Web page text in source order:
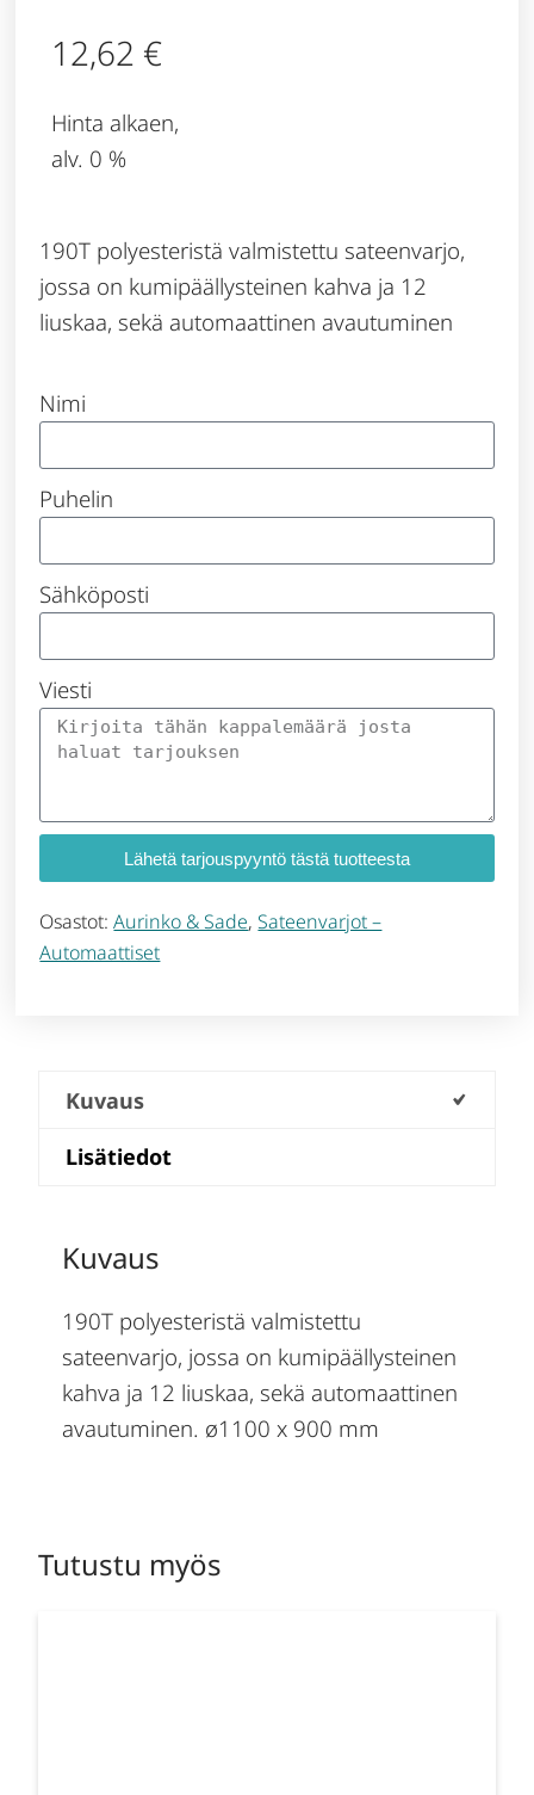
12,62 €
Hinta alkaen,
alv. 0 %
190T polyesteristä valmistettu sateenvarjo,
jossa on kumipäällysteinen kahva ja 12
liuskaa, sekä automaattinen avautuminen
Nimi
Puhelin
Sähköposti
Viesti
Lähetä tarjouspyyntö tästä tuotteesta
Osastot:Aurinko & Sade,Sateenvarjot –
Automaattiset
Kuvaus
Lisätiedot
Kuvaus
190T polyesteristä valmistettu
sateenvarjo, jossa on kumipäällysteinen
kahva ja 12 liuskaa, sekä automaattinen
avautuminen. ø1100 x 900 mm
Tutustu myös